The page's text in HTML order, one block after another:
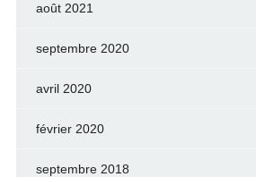
août 2021
septembre 2020
avril 2020
février 2020
septembre 2018